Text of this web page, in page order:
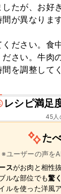
たが、お好
が異なりま
ださい。
さい。牛肉
を調整して
レシピ満足
45
た
※ユーザーの声を
スがお肉と相性
ルな部位でも驚
ルを使った洋風